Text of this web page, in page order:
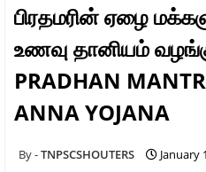
பிரதமரின் ஏழை
உணவு தானியம்
PRADHAN
ANNA YOJANA
TNPSCSHOUTERS January